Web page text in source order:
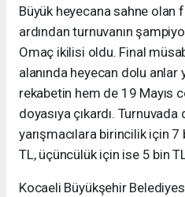
Büyük heyecana sahne olan
ardından turnuvanın
Omaç ikilisi oldu. Final
alanında heyecan dolu anlar
rekabetin hem de 19 Mayıs
doyasıya çıkardı.
yarışmacılara birincilik için
TL, üçüncülük için ise 5 bin
Kocaeli Büyükşehir